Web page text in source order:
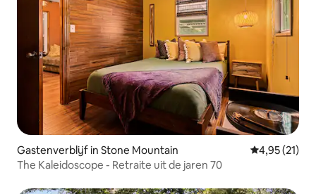
Gastenverblijf in Stone Mountain Gemiddelde
4,95 (21)
The Kaleidoscope - Retraite uit de jaren 70